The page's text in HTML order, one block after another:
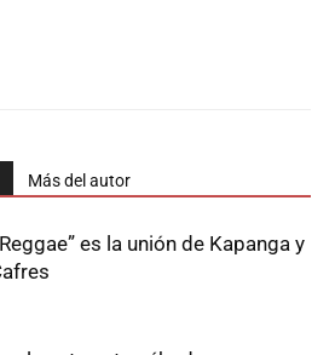
Más del autor
es la unión de Kapanga y